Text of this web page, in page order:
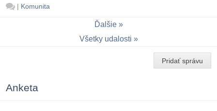
| Komunita
Ďalšie
Všetky udalosti
Pridať správu
Anketa